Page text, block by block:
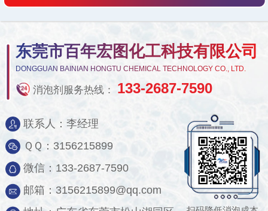
东莞市百年宏图化工科技有限公司
DONGGUAN BAINIAN HONGTU CHEMICAL TECHNOLOGY CO., LTD.
消泡剂服务热线： 133-2687-7590
联系人：李经理
ＱＱ：3156215899
微信：133-2687-7590
邮箱：3156215899@qq.com